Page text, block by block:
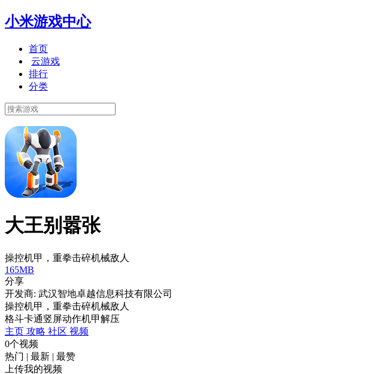
小米游戏中心
首页
云游戏
排行
分类
大王别嚣张
操控机甲，重拳击碎机械敌人
165MB
分享
开发商: 武汉智地卓越信息科技有限公司
操控机甲，重拳击碎机械敌人
格斗卡通竖屏动作机甲解压
主页 攻略 社区 视频
0个视频
热门 | 最新 | 最赞
上传我的视频